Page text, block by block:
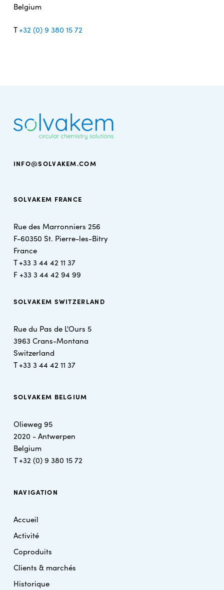
Belgium
T+32 (0) 9 380 15 72
INFO@SOLVAKEM.COM
SOLVAKEM FRANCE
Rue des Marronniers 256
F-60350 St. Pierre-les-Bitry
France
T +33 3 44 42 11 37
F +33 3 44 42 94 99
SOLVAKEM SWITZERLAND
Rue du Pas de L'Ours 5
3963 Crans-Montana
Switzerland
T +33 3 44 42 11 37
SOLVAKEM BELGIUM
Olieweg 95
2020 - Antwerpen
Belgium
T+32 (0) 9 380 15 72
NAVIGATION
Accueil
Activité
Coproduits
Clients & marchés
Historique